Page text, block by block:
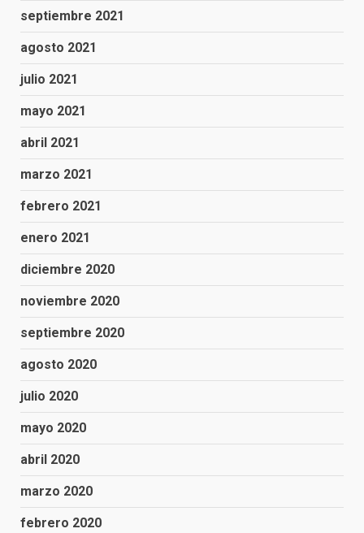
septiembre 2021
agosto 2021
julio 2021
mayo 2021
abril 2021
marzo 2021
febrero 2021
enero 2021
diciembre 2020
noviembre 2020
septiembre 2020
agosto 2020
julio 2020
mayo 2020
abril 2020
marzo 2020
febrero 2020